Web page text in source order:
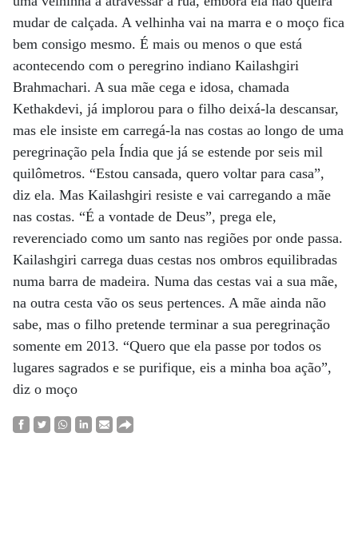
mudar de calçada. A velhinha vai na marra e o moço fica
bem consigo mesmo. É mais ou menos o que está
acontecendo com o peregrino indiano Kailashgiri
Brahmachari. A sua mãe cega e idosa, chamada
Kethakdevi, já implorou para o filho deixá-la descansar,
mas ele insiste em carregá-la nas costas ao longo de uma
peregrinação pela Índia que já se estende por seis mil
quilômetros. “Estou cansada, quero voltar para casa”,
diz ela. Mas Kailashgiri resiste e vai carregando a mãe
nas costas. “É a vontade de Deus”, prega ele,
reverenciado como um santo nas regiões por onde passa.
Kailashgiri carrega duas cestas nos ombros equilibradas
numa barra de madeira. Numa das cestas vai a sua mãe,
na outra cesta vão os seus pertences. A mãe ainda não
sabe, mas o filho pretende terminar a sua peregrinação
somente em 2013. “Quero que ela passe por todos os
lugares sagrados e se purifique, eis a minha boa ação”,
diz o moço